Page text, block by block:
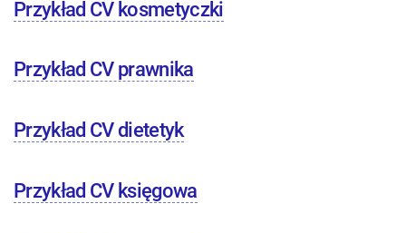
Przykład CV kosmetyczki
Przykład CV prawnika
Przykład CV dietetyk
Przykład CV księgowa